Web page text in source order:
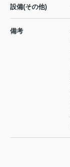
設備(その他)
備考